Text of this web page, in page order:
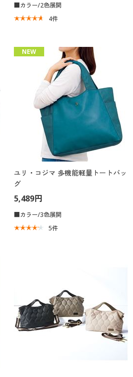
■カラー/2色展開
4件
NEW
ユリ・コジマ 多機能軽量トートバッ
グ
5,489円
■カラー/3色展開
5件